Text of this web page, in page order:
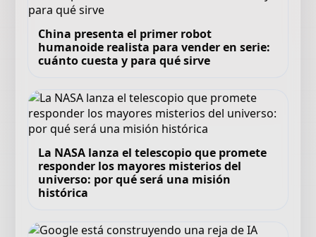
China presenta el primer robot
humanoide realista para vender en serie:
cuánto cuesta y para qué sirve
La NASA lanza el telescopio que promete
responder los mayores misterios del
universo: por qué será una misión
histórica